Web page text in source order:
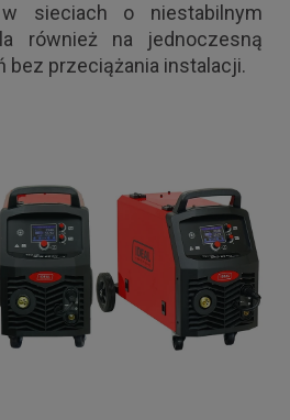
sieciach o niestabilnym
również na jednoczesną
bez przeciążania instalacji.